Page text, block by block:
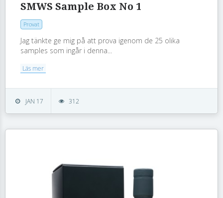
SMWS Sample Box No 1
Provat
Jag tänkte ge mig på att prova igenom de 25 olika
samples som ingår i denna...
Läs mer
JAN 17 312